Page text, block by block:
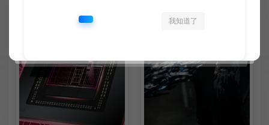
我知道了